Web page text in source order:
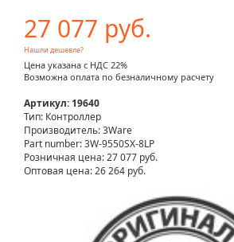
27 077 руб.
Нашли дешевле?
Цена указана с НДС 22%
Возможна оплата по безналичному расчету
Артикул: 19640
Тип: Контроллер
Производитель: 3Ware
Part number: 3W-9550SX-8LP
Розничная цена:27 077 руб.
Оптовая цена: 26 264 руб.